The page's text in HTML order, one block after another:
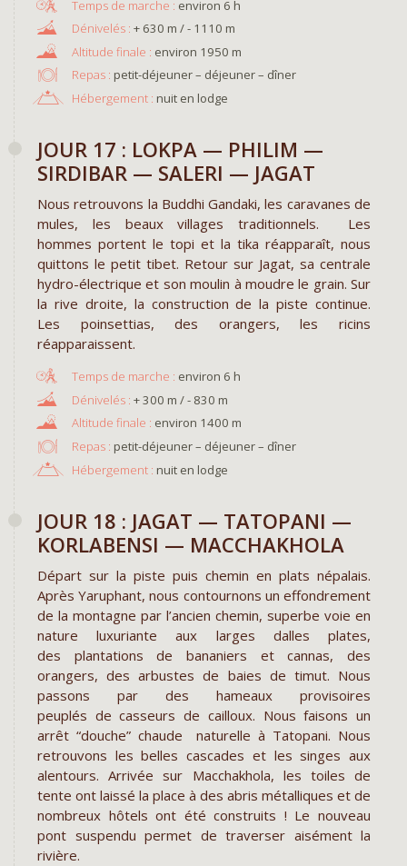
environ 6 h
+ 630 m / - 1110 m
environ 1950 m
Repas : petit-déjeuner – déjeuner – dîner
Hébergement : nuit en lodge
JOUR 17 : LOKPA — PHILIM —
SIRDIBAR — SALERI — JAGAT
Nous retrouvons la Buddhi Gandaki, les caravanes de
mules, les beaux villages traditionnels. Les
hommes portent le topi et la tika réapparaît, nous
quittons le petit tibet. Retour sur Jagat, sa centrale
hydro-électrique et son moulin à moudre le grain. Sur
la rive droite, la construction de la piste continue.
Les poinsettias, des orangers, les ricins
réapparaissent.
environ 6 h
+ 300 m / - 830 m
environ 1400 m
Repas : petit-déjeuner – déjeuner – dîner
Hébergement : nuit en lodge
JOUR 18 : JAGAT — TATOPANI —
KORLABENSI — MACCHAKHOLA
Départ sur la piste puis chemin en plats népalais.
Après Yaruphant, nous contournons un effondrement
de la montagne par l’ancien chemin, superbe voie en
nature luxuriante aux larges dalles plates,
des plantations de bananiers et cannas, des
orangers, des arbustes de baies de timut. Nous
passons par des hameaux provisoires
peuplés de casseurs de cailloux. Nous faisons un
arrêt “douche” chaude naturelle à Tatopani. Nous
retrouvons les belles cascades et les singes aux
alentours. Arrivée sur Macchakhola, les toiles de
tente ont laissé la place à des abris métalliques et de
nombreux hôtels ont été construits ! Le nouveau
pont suspendu permet de traverser aisément la
rivière.